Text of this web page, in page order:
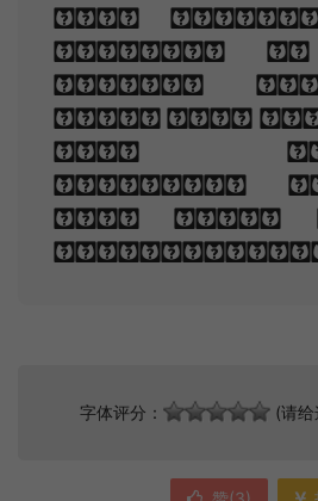
the
Murmur,
sadly,
fled And
the
overhead
his face
crowd of
字体评分： (请